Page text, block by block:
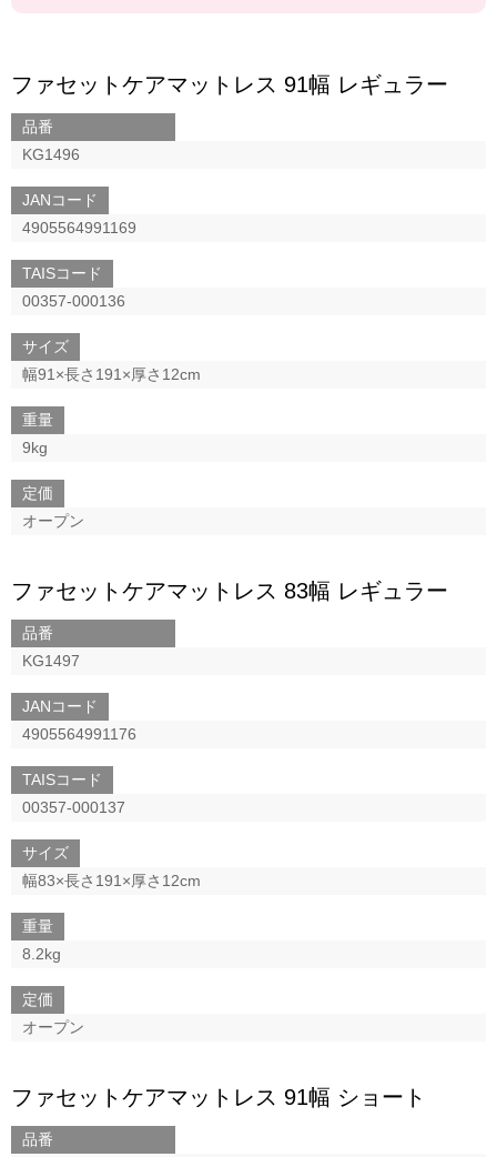
ファセットケアマットレス 91幅 レギュラー
品番
KG1496
JANコード
4905564991169
TAISコード
00357-000136
サイズ
幅91×長さ191×厚さ12cm
重量
9kg
定価
オープン
ファセットケアマットレス 83幅 レギュラー
品番
KG1497
JANコード
4905564991176
TAISコード
00357-000137
サイズ
幅83×長さ191×厚さ12cm
重量
8.2kg
定価
オープン
ファセットケアマットレス 91幅 ショート
品番